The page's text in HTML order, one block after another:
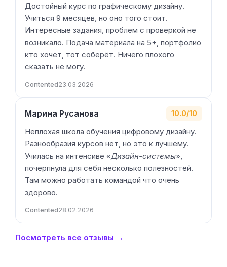
Достойный курс по графическому дизайну.
Учиться 9 месяцев, но оно того стоит.
Интересные задания, проблем с проверкой не
возникало. Подача материала на 5+, портфолио
кто хочет, тот соберёт. Ничего плохого
сказать не могу.
Contented23.03.2026
Марина Русанова 10.0/10
Неплохая школа обучения цифровому дизайну.
Разнообразия курсов нет, но это к лучшему.
Училась на интенсиве «Дизайн-системы»,
почерпнула для себя несколько полезностей.
Там можно работать командой что очень
здорово.
Contented28.02.2026
Посмотреть все отзывы →